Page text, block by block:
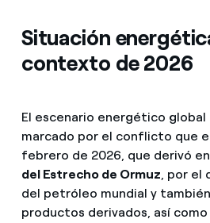
Situación
contexto de 2026
El escenario energético global
marcado por el conflicto que
febrero de 2026, que derivó
del Estrecho de Ormuz, por el
del petróleo mundial y
productos derivados, así como